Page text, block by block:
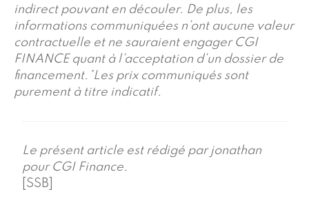
indirect pouvant en découler. De plus, les
informations communiquées n’ont aucune valeur
contractuelle et ne sauraient engager CGI
FINANCE quant à l’acceptation d’un dossier de
financement.*Les prix communiqués sont
purement à titre indicatif.
Le présent article est rédigé par jonathan
pour CGI Finance.
[SSB]